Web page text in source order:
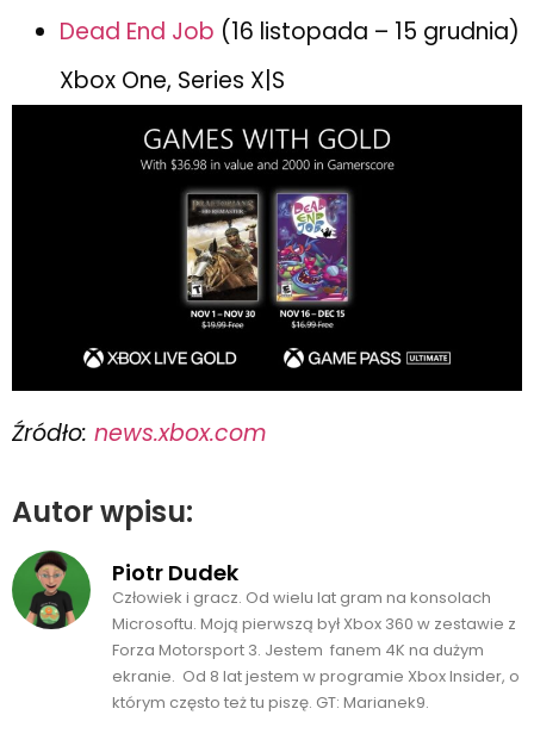
Dead End Job (16 listopada – 15 grudnia)
Xbox One, Series X|S
Źródło: news.xbox.com
Autor wpisu:
Piotr Dudek
Człowiek i gracz. Od wielu lat gram na konsolach
Microsoftu. Moją pierwszą był Xbox 360 w zestawie z
Forza Motorsport 3. Jestem fanem 4K na dużym
ekranie. Od 8 lat jestem w programie Xbox Insider, o
którym często też tu piszę. GT: Marianek9.